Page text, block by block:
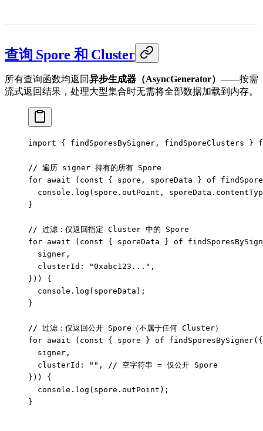
查询 Spore 和 Cluster
所有查询函数均返回异步生成器（AsyncGenerator） ——按需
流式返回结果，处理大型集合时无需将全部数据加载到内存。
import { findSporesBySigner, findSporeClusters }
// 遍历 signer 持有的所有 Spore
for await ( const { spore , sporeData } of
  console.
log (spore.outPoint,
}
// 过滤：仅返回指定 Cluster 中的 Spore
for await ( const { sporeData } of
  signer,
  clusterId:
"0xabc123..." ,
})) {
  console.
log (sporeData);
}
// 过滤：仅返回公开 Spore（不属于任何 Cluster）
for await ( const { spore } of findSporesBySigner({
  signer,
  clusterId:
"" ,
// 空字符串 = 仅公开 Spore
})) {
  console.
log (spore.outPoint);
}